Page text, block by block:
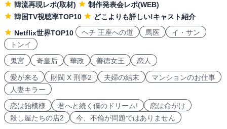
韓流再現レポ(取材)
制作発表会レポ(WEB)
韓国TV視聴率TOP10
どこよりも詳しい!キャスト紹介
Netflix世界TOP10
ヘチ 王座への道 馬医
イ・サン
トンイ
鬼宮
奇皇后 華政 善徳女王 恋人
愛が来る 財閥 X 刑事2 夫婦の結末
マンションのお仕事
人妻キラー
恋は飴模様
君へと続く僕のドリーム!
恋は命がけ
殺し屋たちの店2
今、不倫が問題ではありません